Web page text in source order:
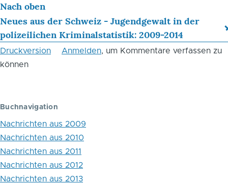
für
das
Blättern
im
Aktuelle
Analyse
zur
Straffälligkeit
von
Nach oben
Neues aus der Schweiz - Jugendgewalt in der
polizeilichen Kriminalstatistik: 2009-2014
Druckversion Anmelden, um Kommentare verfassen zu
können
Buchnavigation
Nachrichten aus 2009
Nachrichten aus 2010
Nachrichten aus 2011
Nachrichten aus 2012
Nachrichten aus 2013